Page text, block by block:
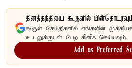
தினத்தந்தியை கூகுளில்
கூகுள் செய்திகளில் எங்களின்
உடனுக்குடன் பெற கிளிக் செய்யவும்.
Add as Preferred